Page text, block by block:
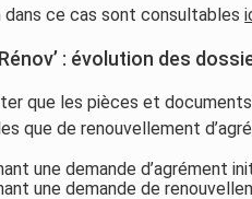
dans ce cas sont consultables
: évolution des
que les pièces et
que de renouvellement
une demande d’agrément
une demande de